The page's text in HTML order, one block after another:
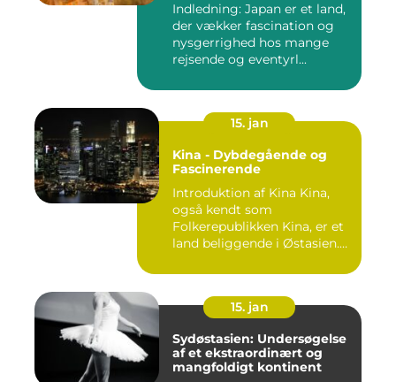
Indledning: Japan er et land,
der vækker fascination og
nysgerrighed hos mange
rejsende og eventyrl...
15. jan
Kina - Dybdegående og
Fascinerende
Introduktion af Kina Kina,
også kendt som
Folkerepublikken Kina, er et
land beliggende i Østasien.
15. jan
Sydøstasien: Undersøgelse
af et ekstraordinært og
mangfoldigt kontinent